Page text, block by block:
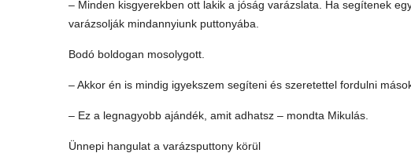
– Minden kisgyerekben ott lakik a jóság varázslata. Ha segítenek
varázsolják mindannyiunk puttonyába.
Bodó boldogan mosolygott.
– Akkor én is mindig igyekszem segíteni és szeretettel fordulni
– Ez a legnagyobb ajándék, amit adhatsz – mondta Mikulás.
Ünnepi hangulat a varázsputtony körül